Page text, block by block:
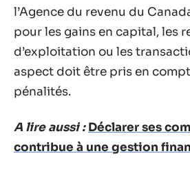
l’Agence du revenu du
pour les gains en capital, les
d’exploitation ou les
aspect doit être pris en
pénalités.
A lire aussi : Déclarer ses
contribue à une gestion